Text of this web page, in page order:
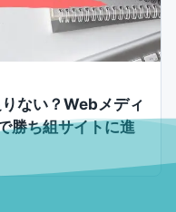
ない？Webメディ
勝ち組サイトに進